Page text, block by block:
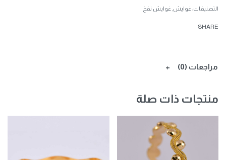
التصنيفات: غوايش غوايش نفخ
SHARE
مراجعات (0)
منتجات ذات صلة